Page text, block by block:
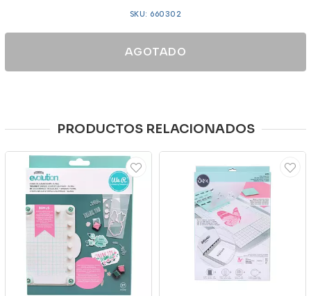
SKU: 660302
AGOTADO
PRODUCTOS RELACIONADOS